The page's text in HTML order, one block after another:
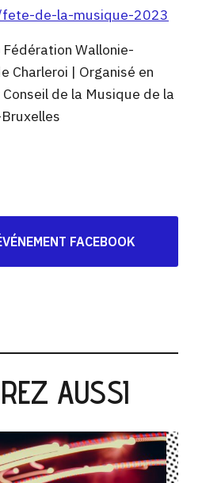
fete-de-la-musique-2023
Wallonie-
Charleroi | Organisé en
de la Musique de la
FACEBOOK
AUSSI